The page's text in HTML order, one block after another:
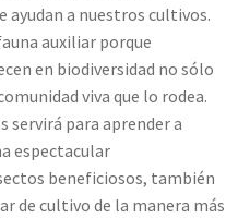
a nuestros cultivos.
auxiliar porque
en biodiversidad no sólo
viva que lo rodea.
servirá para aprender a
espectacular
beneficiosos, también
de cultivo de la manera más